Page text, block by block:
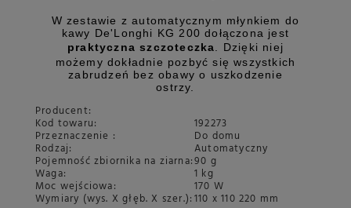
W zestawie z automatycznym młynkiem do
kawy De'Longhi KG 200 dołączona jest
praktyczna szczoteczka . Dzięki niej
możemy dokładnie pozbyć się wszystkich
zabrudzeń bez obawy o uszkodzenie
ostrzy.
Producent:
Kod towaru: 192273
Przeznaczenie : Do domu
Rodzaj: Automatyczny
Pojemność zbiornika na ziarna:90 g
Waga: 1 kg
Moc wejściowa: 170 W
Wymiary (wys. X głęb. X szer.):110 x 110 220 mm